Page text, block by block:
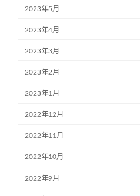
2023年5月
2023年4月
2023年3月
2023年2月
2023年1月
2022年12月
2022年11月
2022年10月
2022年9月